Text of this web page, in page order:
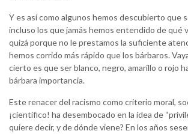
Y es así como algunos hemos descubierto que
incluso los que jamás hemos entendido de qué
quizá porque no le prestamos la suficiente
hemos corrido más rápido que los bárbaros.
cierto es que ser blanco, negro, amarillo o rojo
bárbara importancia.
Este renacer del racismo como criterio moral,
¡científico! ha desembocado en la idea de
quiere decir, y de dónde viene? En los años